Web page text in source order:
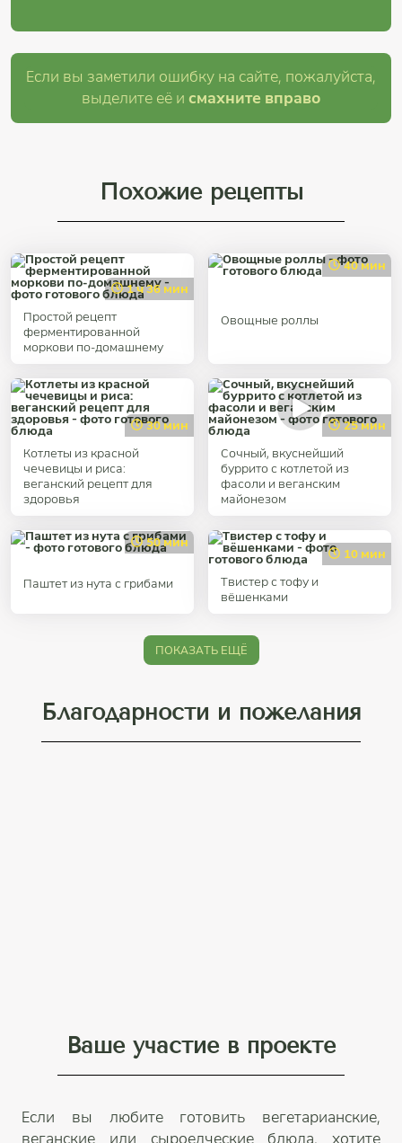
Если вы заметили ошибку на сайте, пожалуйста,
выделите её и смахните вправо
Похожие рецепты
1 ч 36 мин
Простой рецепт
ферментированной
моркови по-домашнему
40 мин
Овощные роллы
30 мин
Котлеты из красной
чечевицы и риса:
веганский рецепт для
здоровья
25 мин
Сочный, вкуснейший
буррито с котлетой из
фасоли и веганским
майонезом
50 мин
Паштет из нута с грибами
10 мин
Твистер с тофу и
вёшенками
ПОКАЗАТЬ ЕЩЁ
Благодарности и пожелания
Ваше участие в проекте
Если вы любите готовить вегетарианские,
веганские или сыроедческие блюда, хотите